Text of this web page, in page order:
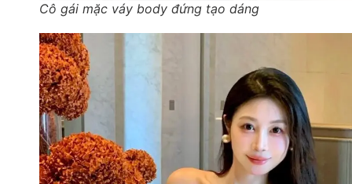
Cô gái mặc váy body đứng tạo dáng